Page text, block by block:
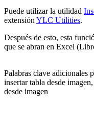
Puede utilizar la utilidad
extensión YLC Utilities.
Después de esto, esta
que se abran en Excel
Palabras clave adicionales
insertar tabla desde
desde imagen